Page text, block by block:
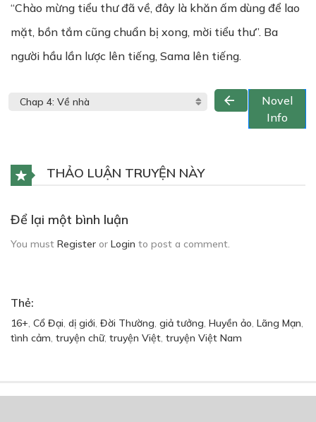
“Chào mừng tiểu thư đã về, đây là khăn ấm dùng để lao
mặt, bồn tắm cũng chuẩn bị xong, mời tiểu thư”. Ba
người hầu lần lược lên tiếng, Sama lên tiếng.
Novel
Info
THẢO LUẬN TRUYỆN NÀY
Để lại một bình luận
You must Register or Login to post a comment.
Thẻ:
16+ Cổ Đại dị giới Đời Thường giả tưởng Huyền ảo Lãng Mạn
tình cảm truyện chữ, truyện Việt truyện Việt Nam